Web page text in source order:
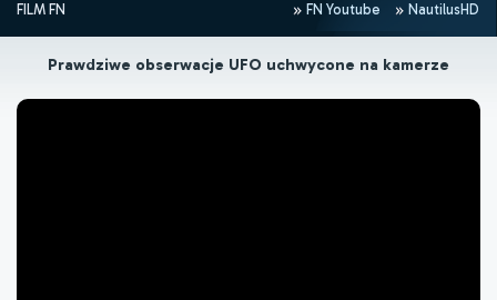
FILM FN FN Youtube NautilusHD
Prawdziwe obserwacje UFO uchwycone na kamerze